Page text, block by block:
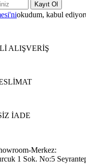
Kayıt Ol
okudum, kabul
ALIŞVERİŞ
İADE
Merkez:
1 Sok. No:5